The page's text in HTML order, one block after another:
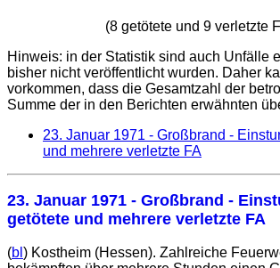
(8 getötete und 9 verletzte
Hinweis: in der Statistik sind auch Unfälle
bisher nicht veröffentlicht wurden. Daher
vorkommen, dass die Gesamtzahl der
Summe der in den Berichten erwähnten
23. Januar 1971 - Großbrand -
und mehrere verletzte FA
23. Januar 1971 - Großbrand -
getötete und mehrere verletzte FA
(bl ) Kostheim (Hessen). Zahlreiche